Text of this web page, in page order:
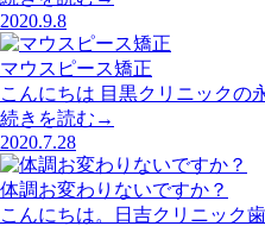
2020.9.8
マウスピース矯正
こんにちは 目黒クリニックの
続きを読む→
2020.7.28
体調お変わりないですか？
こんにちは。日吉クリニック